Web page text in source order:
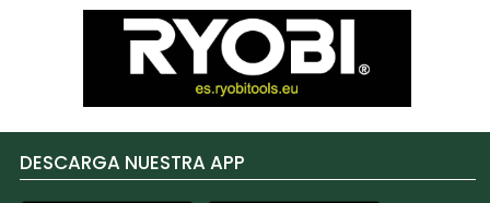
DESCARGA NUESTRA APP